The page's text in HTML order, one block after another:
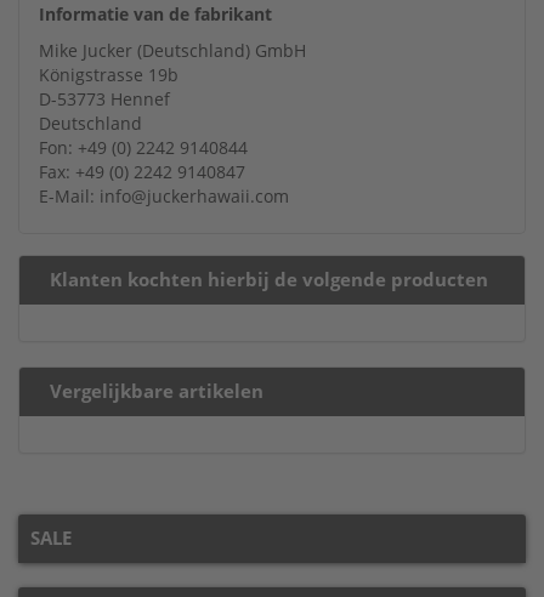
Informatie van de fabrikant
Mike Jucker (Deutschland) GmbH
Königstrasse 19b
D-53773 Hennef
Deutschland
Fon: +49 (0) 2242 9140844
Fax: +49 (0) 2242 9140847
E-Mail: info@juckerhawaii.com
Klanten kochten hierbij de volgende producten
Vergelijkbare artikelen
SALE